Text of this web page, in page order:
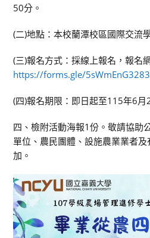
50分。
(二)地點：本校蘭潭校區國際交流
(三)報名方式：採線上報名，報名
https://forms.gle/
(四)報名期限：即日起至115年6月
四、檢附活動海報1份。敬請協助
單位、農民團體、設施農業業者
加。